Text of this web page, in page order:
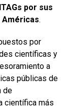
por sus
Américas.
por
científicas y
a
públicas de
de
científica más